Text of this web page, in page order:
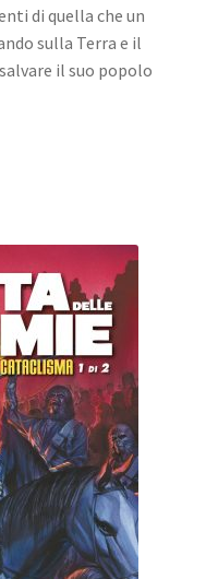
di quella che un
sulla Terra e il
il suo popolo